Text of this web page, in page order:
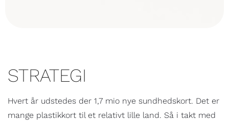
STRATEGI
Hvert år udstedes der 1,7 mio nye sundhedskort. Det er
mange plastikkort til et relativt lille land. Så i takt med